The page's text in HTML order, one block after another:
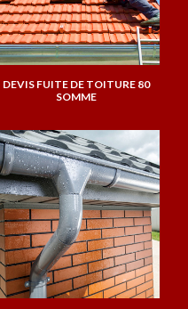
DEVIS FUITE DE TOITURE 80
SOMME